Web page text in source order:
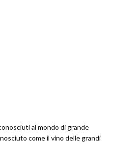
al mondo di grande
come il vino delle grandi